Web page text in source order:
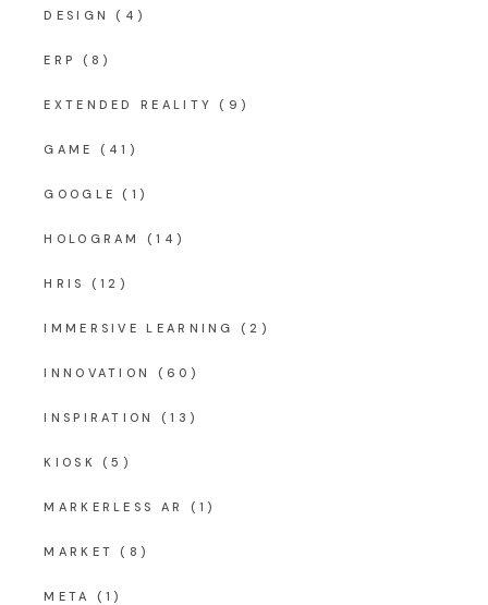
DESIGN (4)
ERP (8)
EXTENDED REALITY (9)
GAME (41)
GOOGLE (1)
HOLOGRAM (14)
HRIS (12)
IMMERSIVE LEARNING (2)
INNOVATION (60)
INSPIRATION (13)
KIOSK (5)
MARKERLESS AR (1)
MARKET (8)
META (1)